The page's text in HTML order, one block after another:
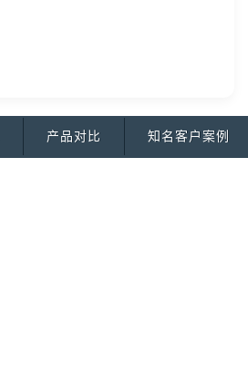
产品对比 知名客户案例